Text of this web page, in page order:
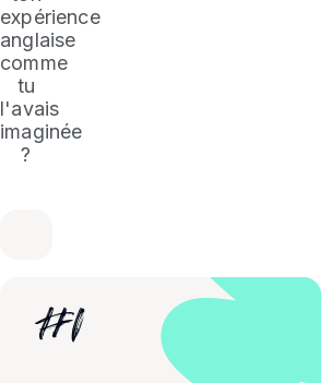
expérience
anglaise
comme
tu
l'avais
imaginée
?
#1